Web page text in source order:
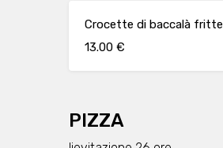
Crocette di baccalà fritte
13.00 €
PIZZA